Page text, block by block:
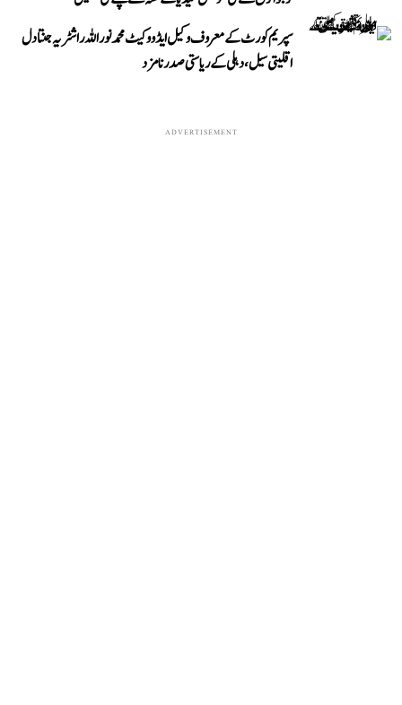
سپریم کورٹ کے معروف وکیل ایڈووکیٹ محمد نور اللہ راشٹریہ جنتا دل
اقلیتی سیل، دہلی کے ریاستی صدر نامزد
ADVERTISEMENT